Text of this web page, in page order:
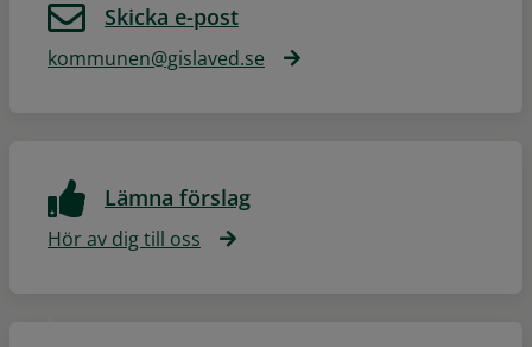
Skicka e-post
kommunen@gislaved.se
Lämna förslag
Hör av dig till oss